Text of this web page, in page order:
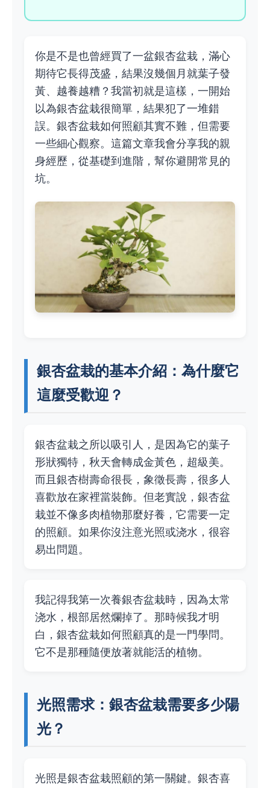
你是不是也曾經買了一盆銀杏盆栽，滿心
期待它長得茂盛，結果沒幾個月就葉子發
黃、越養越糟？我當初就是這樣，一開始
以為銀杏盆栽很簡單，結果犯了一堆錯
誤。銀杏盆栽如何照顧其實不難，但需要
一些細心觀察。這篇文章我會分享我的親
身經歷，從基礎到進階，幫你避開常見的
坑。
銀杏盆栽的基本介紹：為什麼它
這麼受歡迎？
銀杏盆栽之所以吸引人，是因為它的葉子
形狀獨特，秋天會轉成金黃色，超級美。
而且銀杏樹壽命很長，象徵長壽，很多人
喜歡放在家裡當裝飾。但老實說，銀杏盆
栽並不像多肉植物那麼好養，它需要一定
的照顧。如果你沒注意光照或浇水，很容
易出問題。
我記得我第一次養銀杏盆栽時，因為太常
浇水，根部居然爛掉了。那時候我才明
白，銀杏盆栽如何照顧真的是一門學問。
它不是那種隨便放著就能活的植物。
光照需求：銀杏盆栽需要多少陽
光？
光照是銀杏盆栽照顧的第一關鍵。銀杏喜